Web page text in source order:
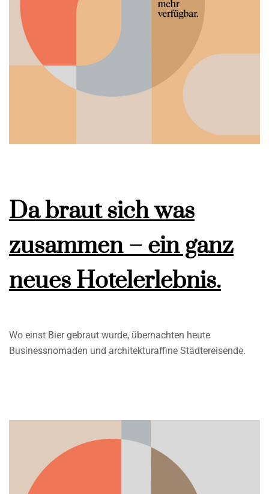
Da braut sich was
zusammen – ein ganz
neues Hotelerlebnis.
Wo einst Bier gebraut wurde, übernachten heute
Businessnomaden und architekturaffine Städtereisende.